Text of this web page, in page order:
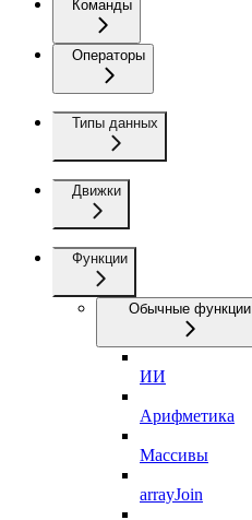
Команды
Операторы
Типы данных
Движки
Функции
Обычные функции
ИИ
Арифметика
Массивы
arrayJoin